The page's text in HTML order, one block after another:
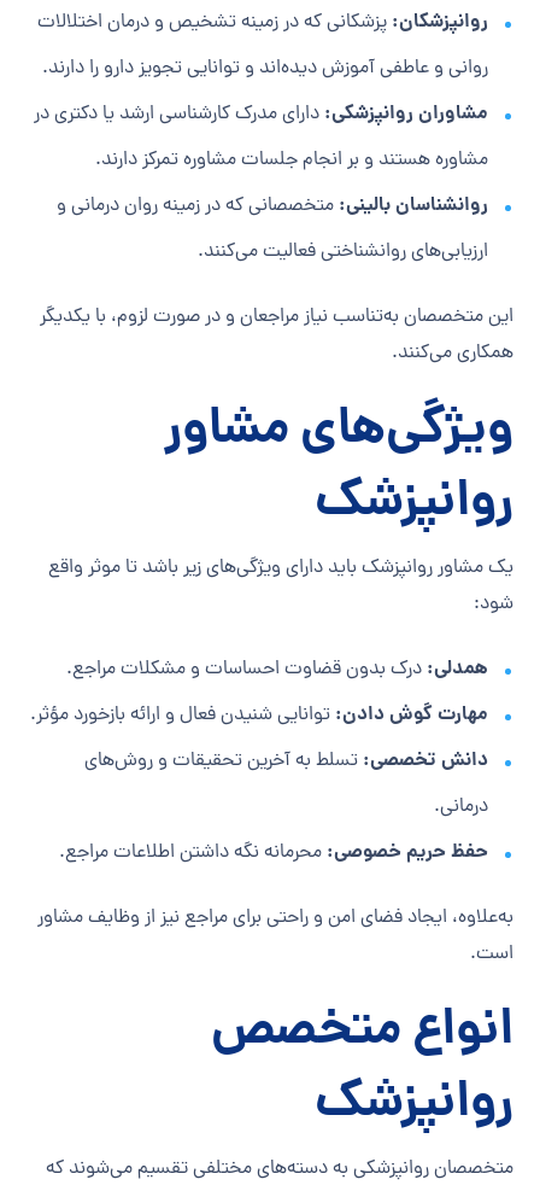
روانپزشکان: پزشکانی که در زمینه تشخیص و درمان اختلالات
روانی و عاطفی آموزش دیده‌اند و توانایی تجویز دارو را دارند.
مشاوران روانپزشکی: دارای مدرک کارشناسی ارشد یا دکتری در
مشاوره هستند و بر انجام جلسات مشاوره تمرکز دارند.
روانشناسان بالینی: متخصصانی که در زمینه روان درمانی و
ارزیابی‌های روانشناختی فعالیت می‌کنند.
این متخصصان به‌تناسب نیاز مراجعان و در صورت لزوم، با یکدیگر
همکاری می‌کنند.
ویژگی‌های مشاور
روانپزشک
یک مشاور روانپزشک باید دارای ویژگی‌های زیر باشد تا موثر واقع
شود:
همدلی: درک بدون قضاوت احساسات و مشکلات مراجع.
مهارت گوش دادن: توانایی شنیدن فعال و ارائه بازخورد مؤثر.
دانش تخصصی: تسلط به آخرین تحقیقات و روش‌های
درمانی.
حفظ حریم خصوصی: محرمانه نگه داشتن اطلاعات مراجع.
به‌علاوه، ایجاد فضای امن و راحتی برای مراجع نیز از وظایف مشاور
است.
انواع متخصص
روانپزشک
متخصصان روانپزشکی به دسته‌های مختلفی تقسیم می‌شوند که